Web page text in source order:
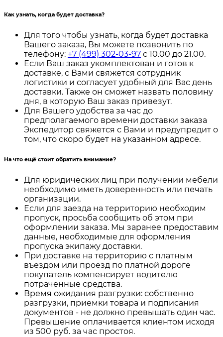
Как узнать, когда будет доставка?
Для того чтобы узнать, когда будет доставка
Вашего заказа, Вы можете позвонить по
телефону: +7 (499) 302-03-97 с 10.00 до 21.00.
Если Ваш заказ укомплектован и готов к
доставке, с Вами свяжется сотрудник
логистики и согласует удобный для Вас день
доставки. Также он сможет назвать половину
дня, в которую Ваш заказ привезут.
Для Вашего удобства за час до
предполагаемого времени доставки заказа
Экспедитор свяжется с Вами и предупредит о
том, что скоро будет на указанном адресе.
На что ещё стоит обратить внимание?
Для юридических лиц при получении мебели
необходимо иметь доверенность или печать
организации.
Если для заезда на территорию необходим
пропуск, просьба сообщить об этом при
оформлении заказа. Мы заранее предоставим
данные, необходимые для оформления
пропуска экипажу доставки.
При доставке на территорию с платным
въездом или проезд по платной дороге
покупатель компенсирует водителю
потраченные средства.
Время ожидания разгрузки: собственно
разгрузки, приемки товара и подписания
документов - не должно превышать один час.
Превышение оплачивается клиентом исходя
из 500 руб. за час простоя.